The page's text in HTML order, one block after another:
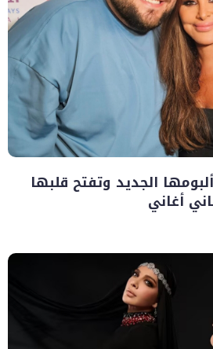
الجديد وتفتح قلبها
أغاني